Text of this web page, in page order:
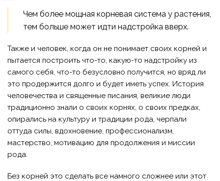
Чем более мощная корневая система у растения,
тем больше может идти надстройка вверх.
Также и человек, когда он не понимает своих корней и
пытается построить что-то, какую-то надстройку из
самого себя, что-то безусловно получится, но вряд ли
это продержится долго и будет иметь успех. История
человечества и священные писания, великие люди
традиционно знали о своих корнях, о своих предках,
опирались на культуру и традиции рода, черпали
оттуда силы, вдохновение, профессионализм,
мастерство, мотивацию для продолжения и миссии
рода.
Без корней это сделать все намного сложнее или этот